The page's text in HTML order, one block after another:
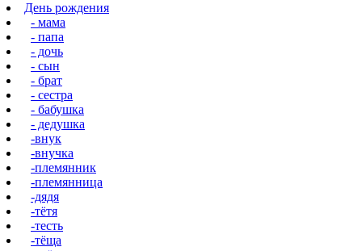
День рождения
- мама
- папа
- дочь
- сын
- брат
- сестра
- бабушка
- дедушка
-внук
-внучка
-племянник
-племянница
-дядя
-тётя
-тесть
-тёща